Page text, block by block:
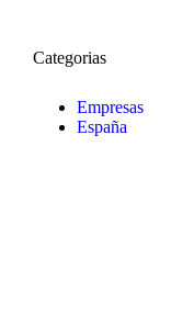
Categorias
Empresas
España